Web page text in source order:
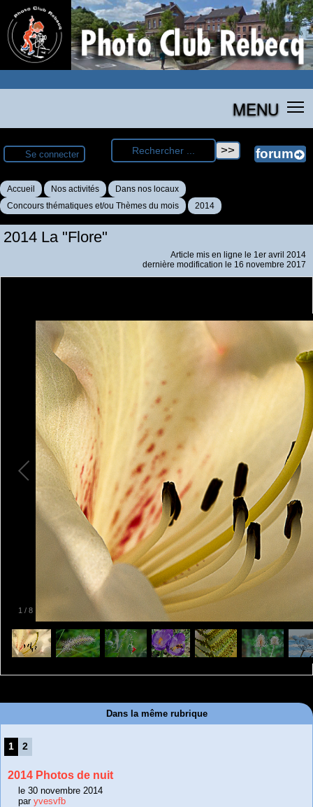
MENU
Se connecter
Accueil Nos activités
Dans nos locaux
Concours thématiques et/ou Thèmes du mois
2014
2014 La "Flore"
Article mis en ligne le 1er avril 2014
dernière modification le 16 novembre 2017
1 / 8
Dans la même rubrique
1 2
2014 Photos de nuit
le 30 novembre 2014
par yvesvfb